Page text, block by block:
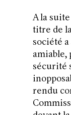
A la
titre de
société
amiable,
sécurité
rendu